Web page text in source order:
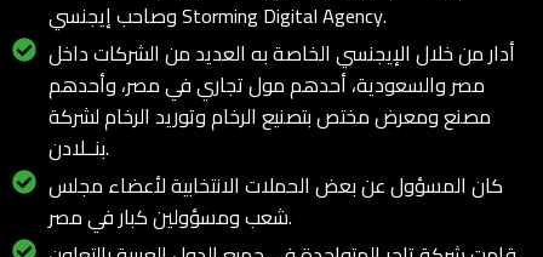
وصاحب إيجنسي Storming Digital Agency.
أدار من خلال الإيجنسي الخاصة به العديد من الشركات داخل
مصر والسعودية، أحدهم مول تجاري في مصر، وأحدهم
مصنع ومعرض مختص بتصنيع الرخام وتوريد الرخام لشركة
بنــلادن.
كان المسؤول عن بعض الحملات الانتخابية لأعضاء مجلس
شعب ومسؤولين كبار في مصر.